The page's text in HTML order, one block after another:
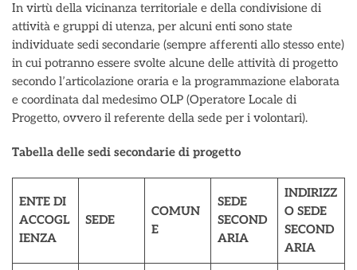
In virtù della vicinanza territoriale e della condivisione di
attività e gruppi di utenza, per alcuni enti sono state
individuate sedi secondarie (sempre afferenti allo stesso ente)
in cui potranno essere svolte alcune delle attività di progetto
secondo l’articolazione oraria e la programmazione elaborata
e coordinata dal medesimo OLP (Operatore Locale di
Progetto, ovvero il referente della sede per i volontari).
Tabella delle sedi secondarie di progetto
ENTE DI
ACCOGL
IENZA
SEDE
COMUN
E
SEDE
SECOND
ARIA
INDIRIZZ
O SEDE
SECOND
ARIA